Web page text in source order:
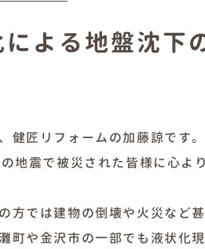
よる地盤沈下
健匠リフォームの加藤諒です。
地震で被災された皆様に心よ
方では建物の倒壊や火災など
町や金沢市の一部でも液状化